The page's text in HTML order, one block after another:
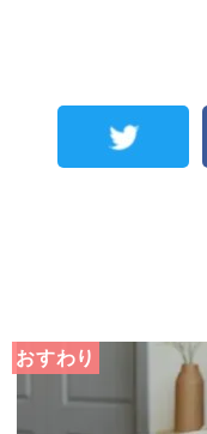
おすわり